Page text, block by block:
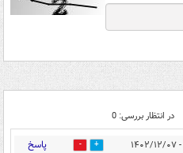
در انتظار بررسی: 0
19 پاسخ